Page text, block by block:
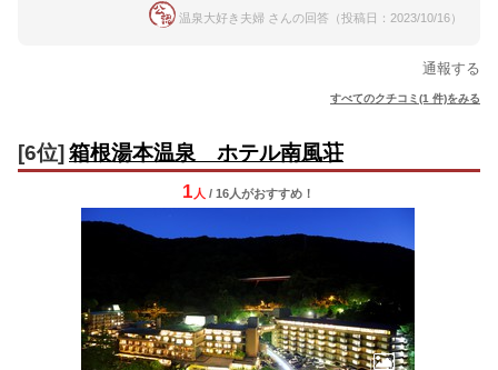
温泉大好き夫婦 さんの回答（投稿日：2023/10/16）
通報する
すべてのクチコミ(1 件)をみる
[6位] 箱根湯本温泉 ホテル南風荘
1 人 / 16人がおすすめ！